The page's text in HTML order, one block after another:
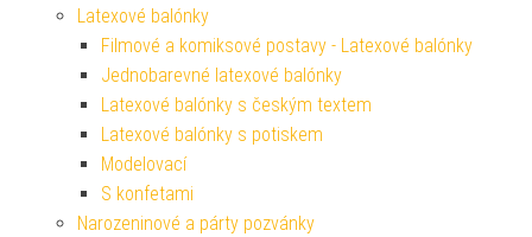
Latexové balónky
Filmové a komiksové postavy - Latexové balónky
Jednobarevné latexové balónky
Latexové balónky s českým textem
Latexové balónky s potiskem
Modelovací
S konfetami
Narozeninové a párty pozvánky